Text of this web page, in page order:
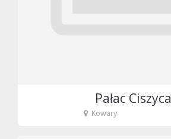
Pałac Ciszyca
Kowary